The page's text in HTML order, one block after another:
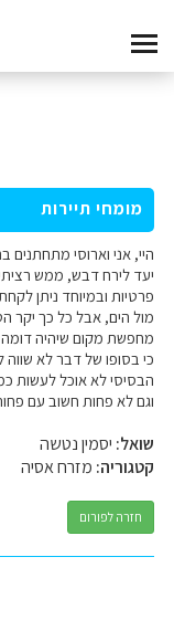
מומחי תיירות
היי, אני וארוסי מתחתנים
יעד לירח דבש, ממש
פרטיות ובמיוחד ניתן
מול הים, אבל כל כך יקר
מחפשת מקום שיהיה דומה
כי בסופו של דבר לא
הבסיסי לא אוכל לעשות
וגם לא פחות חשוב עם
שואל: יסמין נטשה
קטגוריה: מזרח אסיה
חזרה לפורום